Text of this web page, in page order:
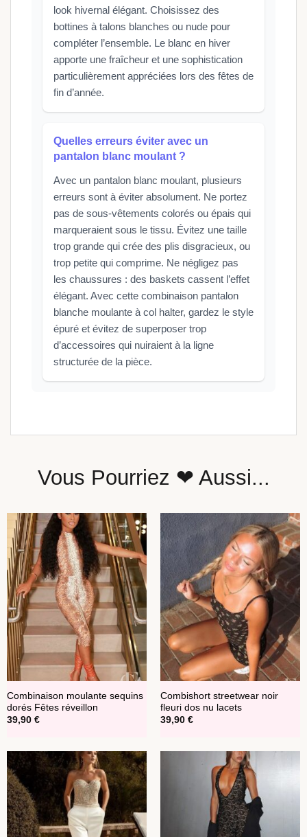
look hivernal élégant. Choisissez des
bottines à talons blanches ou nude pour
compléter l’ensemble. Le blanc en hiver
apporte une fraîcheur et une sophistication
particulièrement appréciées lors des fêtes de
fin d’année.
Quelles erreurs éviter avec un
pantalon blanc moulant ?
Avec un pantalon blanc moulant, plusieurs
erreurs sont à éviter absolument. Ne portez
pas de sous-vêtements colorés ou épais qui
marqueraient sous le tissu. Évitez une taille
trop grande qui crée des plis disgracieux, ou
trop petite qui comprime. Ne négligez pas
les chaussures : des baskets cassent l’effet
élégant. Avec cette combinaison pantalon
blanche moulante à col halter, gardez le style
épuré et évitez de superposer trop
d’accessoires qui nuiraient à la ligne
structurée de la pièce.
Vous Pourriez ❤ Aussi...
Combinaison moulante sequins
dorés Fêtes réveillon
39,90 €
Combishort streetwear noir
fleuri dos nu lacets
39,90 €